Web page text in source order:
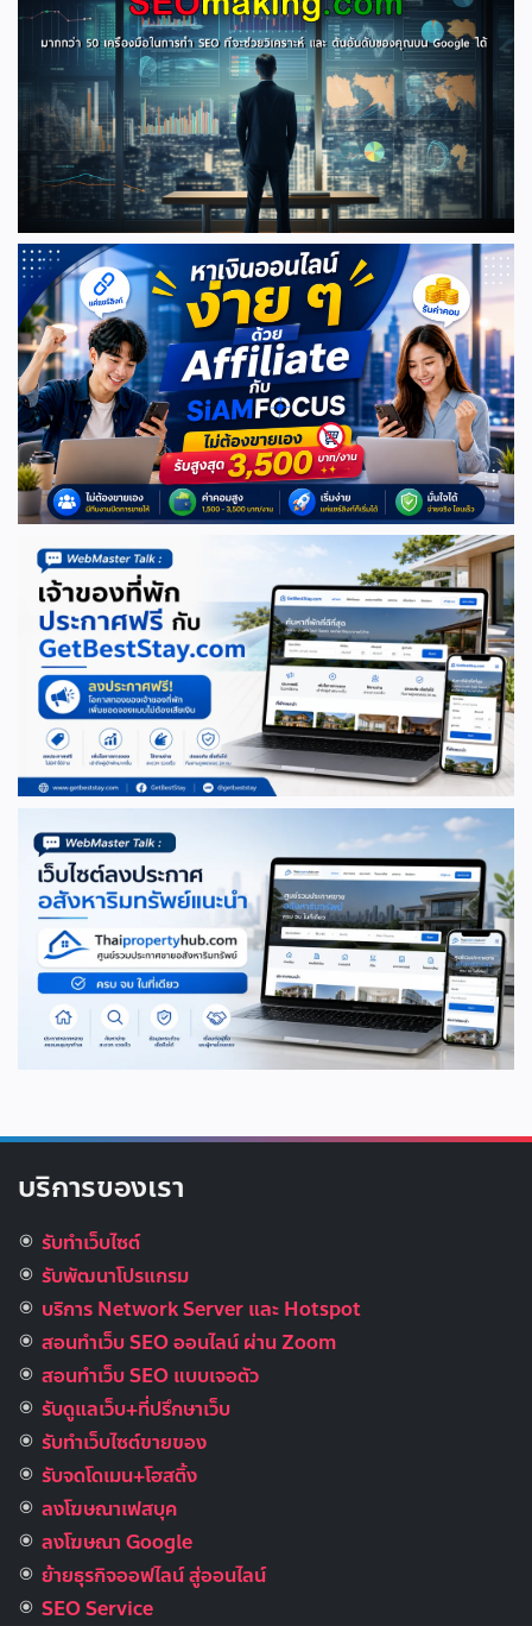
บริการของเรา
รับทำเว็บไซต์
รับพัฒนาโปรแกรม
บริการ Network Server และ Hotspot
สอนทำเว็บ SEO ออนไลน์ ผ่าน Zoom
สอนทำเว็บ SEO แบบเจอตัว
รับดูแลเว็บ+ที่ปรึกษาเว็บ
รับทําเว็บไซต์ขายของ
รับจดโดเมน+โฮสติ้ง
ลงโฆษณาเฟสบุค
ลงโฆษณา Google
ย้ายธุรกิจออฟไลน์ สู่ออนไลน์
SEO Service